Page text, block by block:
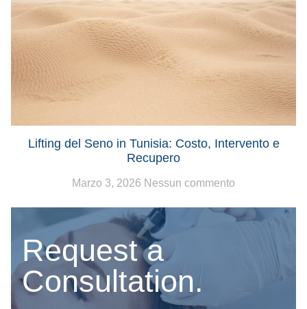
Lifting del Seno in Tunisia: Costo, Intervento e
Recupero
Marzo 3, 2026 Nessun commento
Request a
Consultation.